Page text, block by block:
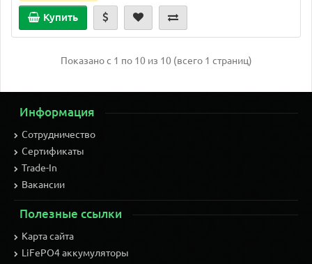
Купить
Показано с 1 по 10 из 10 (всего 1 страниц)
Информация
Сотрудничество
Сертификаты
Trade-In
Вакансии
Полезные ссылки
Карта сайта
LiFePO4 аккумуляторы